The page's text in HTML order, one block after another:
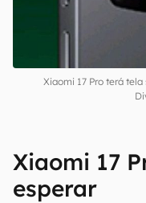
Xiaomi 17 Pro terá
Xiaomi 17
esperar